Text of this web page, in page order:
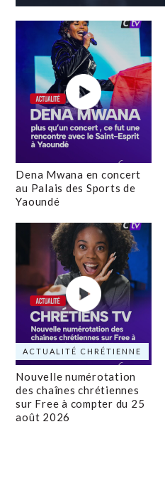
Dena Mwana en concert
au Palais des Sports de
Yaoundé
ACTUALITÉ CHRÉTIENNE
Nouvelle numérotation
des chaînes chrétiennes
sur Free à compter du 25
août 2026